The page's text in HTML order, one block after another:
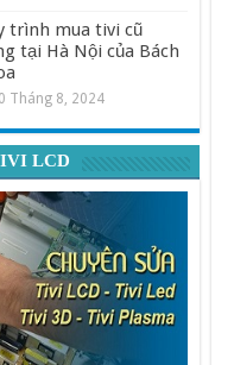
trình mua tivi cũ
tại Hà Nội của Bách
Tháng 8, 2024
LCD